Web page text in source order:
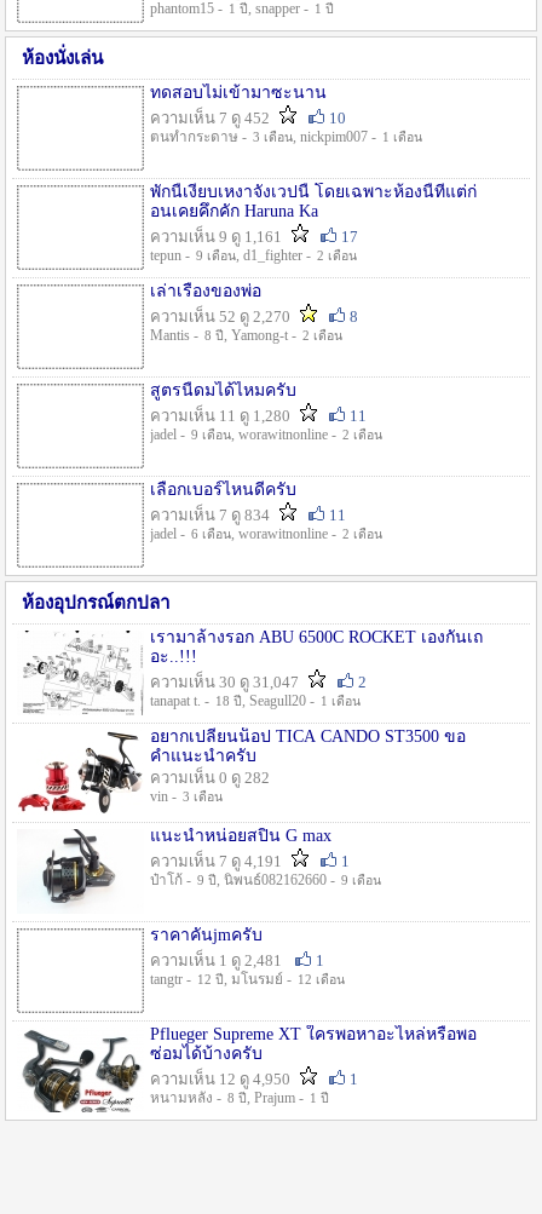
phantom15 - 1 ปี , snapper - 1 ปี
ห้องนั่งเล่น
ทดสอบไม่เข้ามาซะนาน
ความเห็น 7 ดู 452
10
ตนทำกระดาษ - 3 เดือน, nickpim007 - 1 เดือน
พักนี้เงียบเหงาจังเวปนี้ โดยเฉพาะห้องนี้ที่แต่ก่
อนเคยคึกคัก Haruna Ka
ความเห็น 9 ดู 1,161
17
tepun - 9 เดือน, d1_fighter - 2 เดือน
เล่าเรื่องของพ่อ
ความเห็น 52 ดู 2,270
8
Mantis - 8 ปี , Yamong-t - 2 เดือน
สูตรนี้ดมได้ไหมครับ
ความเห็น 11 ดู 1,280
11
jadel - 9 เดือน, worawitnonline - 2 เดือน
เลือกเบอร์ไหนดีครับ
ความเห็น 7 ดู 834
11
jadel - 6 เดือน, worawitnonline - 2 เดือน
ห้องอุปกรณ์ตกปลา
เรามาล้างรอก ABU 6500C ROCKET เองกันเถ
อะ..!!!
ความเห็น 30 ดู 31,047
2
tanapat t. - 18 ปี , Seagull20 - 1 เดือน
อยากเปลี่ยนน็อป TICA CANDO ST3500 ขอ
คำแนะนำครับ
ความเห็น 0 ดู 282
vin - 3 เดือน
แนะนำหน่อยสปิน G max
ความเห็น 7 ดู 4,191
1
ป๋าโก้ - 9 ปี , นิพนธ์082162660 - 9 เดือน
ราคาคันjmครับ
ความเห็น 1 ดู 2,481
1
tangtr - 12 ปี , มโนรมย์ - 12 เดือน
Pflueger Supreme XT ใครพอหาอะไหล่หรือพอ
ซ่อมได้บ้างครับ
ความเห็น 12 ดู 4,950
1
หนามหลัง - 8 ปี , Prajum - 1 ปี